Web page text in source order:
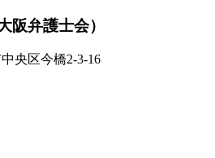
阪弁護士会）
央区今橋2-3-16